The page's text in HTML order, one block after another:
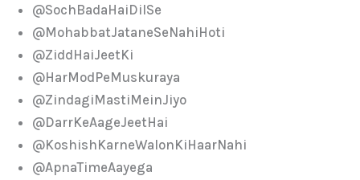
@SochBadaHaiDilSe
@MohabbatJataneSeNahiHoti
@ZiddHaiJeetKi
@HarModPeMuskuraya
@ZindagiMastiMeinJiyo
@DarrKeAageJeetHai
@KoshishKarneWalonKiHaarNahi
@ApnaTimeAayega